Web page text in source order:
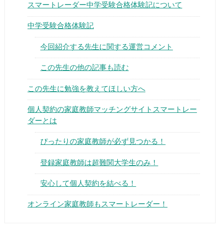
▶
スマートレーダー中学受験合格体験記について
中学受験合格体験記
今回紹介する先生に関する運営コメント
この先生の他の記事も読む
この先生に勉強を教えてほしい方へ
個人契約の家庭教師マッチングサイトスマートレー
ダーとは
ぴったりの家庭教師が必ず見つかる！
登録家庭教師は超難関大学生のみ！
安心して個人契約を結べる！
オンライン家庭教師もスマートレーダー！